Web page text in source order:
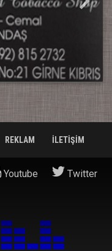
REKLAM İLETİŞİM
Youtube Twitter